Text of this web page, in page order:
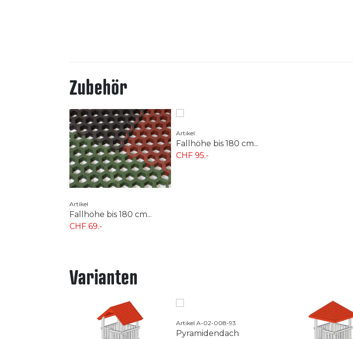
Zubehör
Artikel
Fallhöhe bis 180 cm...
CHF 69.-
Artikel
Fallhöhe bis 180 cm...
CHF 95.-
Varianten
Artikel A-02-008-93
Pyramidendach
Artikel A-02-022-45
Metallhangelleiter